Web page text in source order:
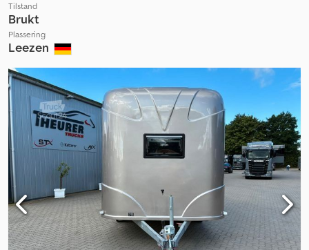
Tilstand
Brukt
Plassering
Leezen